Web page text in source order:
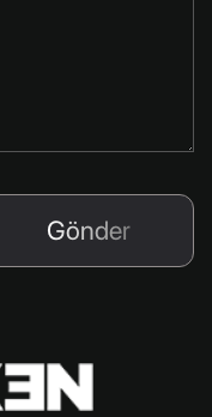
Gönder